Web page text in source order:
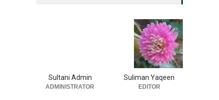
Suliman Yaqeen
EDITOR
Sultani Admin
ADMINISTRATOR